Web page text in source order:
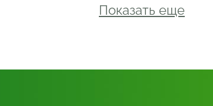
Показать еще